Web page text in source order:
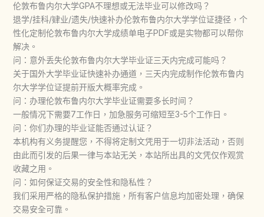
伦敦布鲁内尔大学GPA不理想或无法毕业可以修改吗？
退学/挂科/肄业/遗失/快速补办伦敦布鲁内尔大学学位证捷径，个
性化定制伦敦布鲁内尔大学成绩单电子PDF或是实物都可以帮你
解决。
问：意外丢失伦敦布鲁内尔大学毕业证三天内完成可能吗？
关于国外大学毕业证快速补办通道，三天内完成制作伦敦布鲁内
尔大学学位证提前开版大概率完成。
问：办理伦敦布鲁内尔大学毕业证需要多长时间？
一般情况下需要7工作日，加急服务可缩短至3-5个工作日。
问：你们办理的毕业证能否通过认证？
本机构有义务提醒您，不得将定制文凭用于一切非法活动，否则
由此而引发的后果一律与本站无关，本站所出具的文凭仅作观赏
收藏之用。
问：如何保证交易的安全性和隐私性？
我们采用严格的隐私保护措施，所有客户信息均加密处理，确保
交易安全可靠。